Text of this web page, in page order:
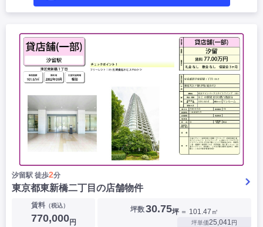
汐留駅 徒歩2分
東京都東新橋二丁目の店舗物件
賃料（税込）
770,000円
坪数30.75坪 ＝ 101.47㎡
坪単価25,041円